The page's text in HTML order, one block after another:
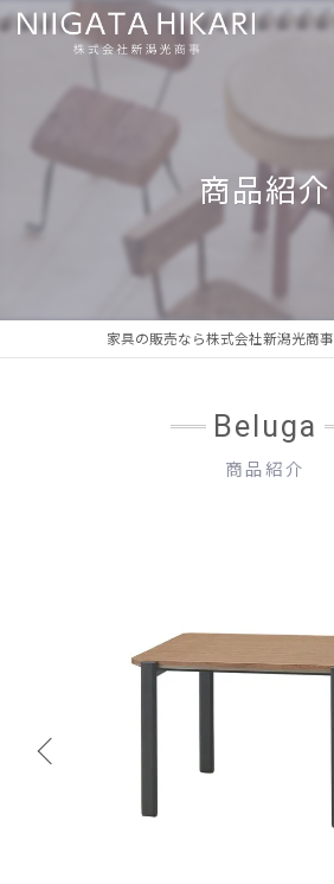
商品紹介
家具の販売なら株式会社新潟光商事
商品紹介
Beluga